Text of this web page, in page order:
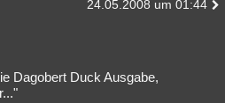
24.05.2008 um 01:44
Dagobert Duck Ausgabe,